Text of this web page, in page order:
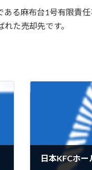
る麻布台1号有限責
た売却先です。